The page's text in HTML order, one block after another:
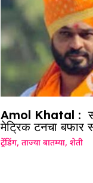
Amol Khatal :
मेट्रिक टनचा
ट्रेंडिंग,ताज्या बातम्या,शेती